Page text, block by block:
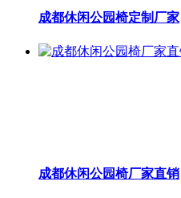
成都休闲公园椅定制厂家
成都休闲公园椅厂家直销